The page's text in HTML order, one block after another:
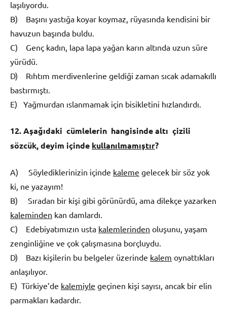
laşılıyordu.
B) Başını yastığa koyar koymaz, rüyasında ken­disini bir
havuzun başında buldu.
C) Genç kadın, lapa lapa yağan karın altında uzun süre
yürüdü.
D) Rıhtım merdivenlerine geldiği zaman sıcak adamakıllı
bastırmıştı.
E) Yağmurdan ıslanmamak için bisikletini hızlan­dırdı.
12. Aşağıdaki cümlelerin hangisinde altı çizili
sözcük, deyim içinde kullanılmamıştır?
A) Söylediklerinizin içinde kaleme gelecek bir söz yok
ki, ne yazayım!
B) Sıradan bir kişi gibi görünürdü, ama dilekçe yazarken
kaleminden kan damlardı.
C) Edebiyatımızın usta kalemlerinden oluşunu, yaşam
zenginliğine ve çok çalışmasına borç­luydu.
D) Bazı kişilerin bu belgeler üzerinde kalem oy­nattıkları
anlaşılıyor.
E) Türkiye’de kalemiyle geçinen kişi sayısı, an­cak bir elin
parmakları kadardır.